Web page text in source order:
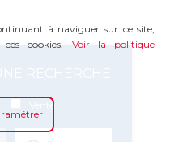
Vente
à naviguer sur ce site,
cookies. Voir la politique